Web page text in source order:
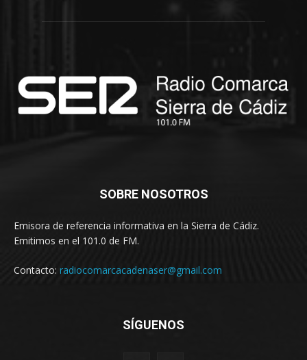
SOBRE NOSOTROS
Emisora de referencia informativa en la Sierra de Cádiz.
Emitimos en el 101.0 de FM.
Contacto: radiocomarcacadenaser@gmail.com
SÍGUENOS